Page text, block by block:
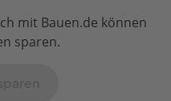
mit Bauen.de können
sparen.